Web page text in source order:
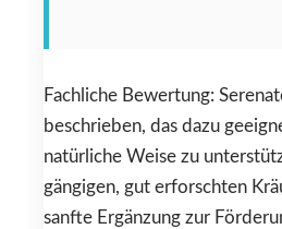
Fachliche Bewertung:
beschrieben, das dazu
natürliche Weise zu
gängigen, gut erforschten
sanfte Ergänzung zur